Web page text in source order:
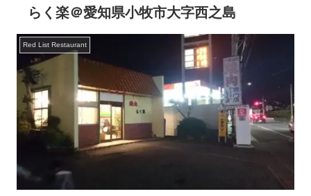
らく楽＠愛知県小牧市大字西之島
Red List Restaurant